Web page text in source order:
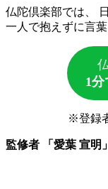
仏陀倶楽部では、
一人で抱えずに言
1分
※登録
監修者 「愛葉 宣明」